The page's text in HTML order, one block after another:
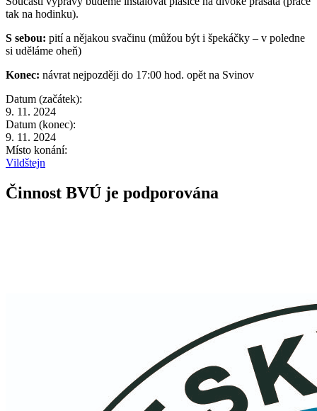
tak na hodinku).
S sebou: pití a nějakou svačinu (můžou být i špekáčky – v poledne
si uděláme oheň)
Konec: návrat nejpozději do 17:00 hod. opět na Svinov
Datum (začátek):
9. 11. 2024
Datum (konec):
9. 11. 2024
Místo konání:
Vildštejn
Činnost BVÚ je podporována